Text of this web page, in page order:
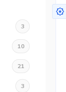
3
10
21
3
award_star